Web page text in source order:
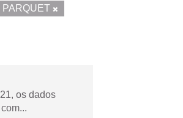
PARQUET
os dados